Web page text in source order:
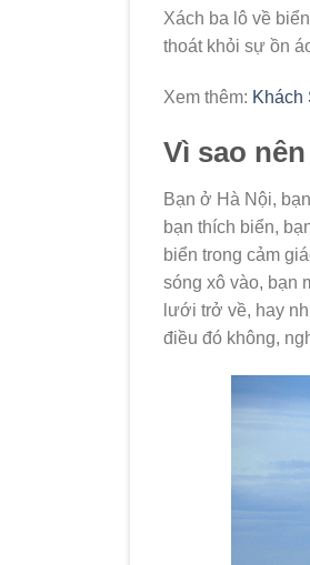
Xách ba lô về
thoát khỏi sự ồn
Xem thêm: Khách
Vì sao
Bạn ở Hà Nội,
bạn thích biển,
biển trong cảm
sóng xô vào, bạn
lưới trở về, hay
điều đó không,